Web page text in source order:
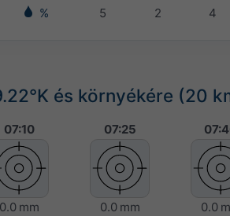
%
5 2 4
és környékére (20
07:10 07:25
0.0 mm 0.0 mm 0.0